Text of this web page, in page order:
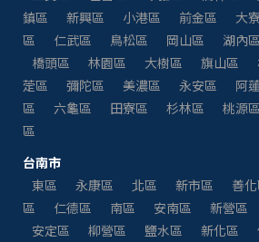
鎮區
新興區 小港區 前金區 大
區
仁武區 鳥松區 岡山區 湖內區
橋頭區
林園區 大樹區 旗山區
萣區
彌陀區 美濃區 永安區 阿
區
六龜區 田寮區 杉林區 桃源區
區
台南市
東區
永康區 北區 新市區 善
區
仁德區 南區 安南區 新營區
安定區
柳營區 鹽水區 新化區